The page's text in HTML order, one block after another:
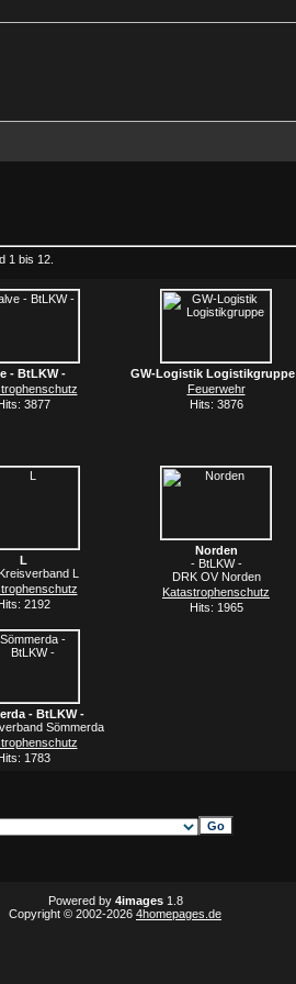
1 bis 12.
- BtLKW -
3877
GW-Logistik Logistikgruppe
Feuerwehr
Hits: 3876
L
L
2192
Norden
- BtLKW -
DRK OV Norden
Katastrophenschutz
Hits: 1965
- BtLKW -
Sömmerda
1783
Powered by 4images1.8
Copyright © 2002-2026 4homepages.de